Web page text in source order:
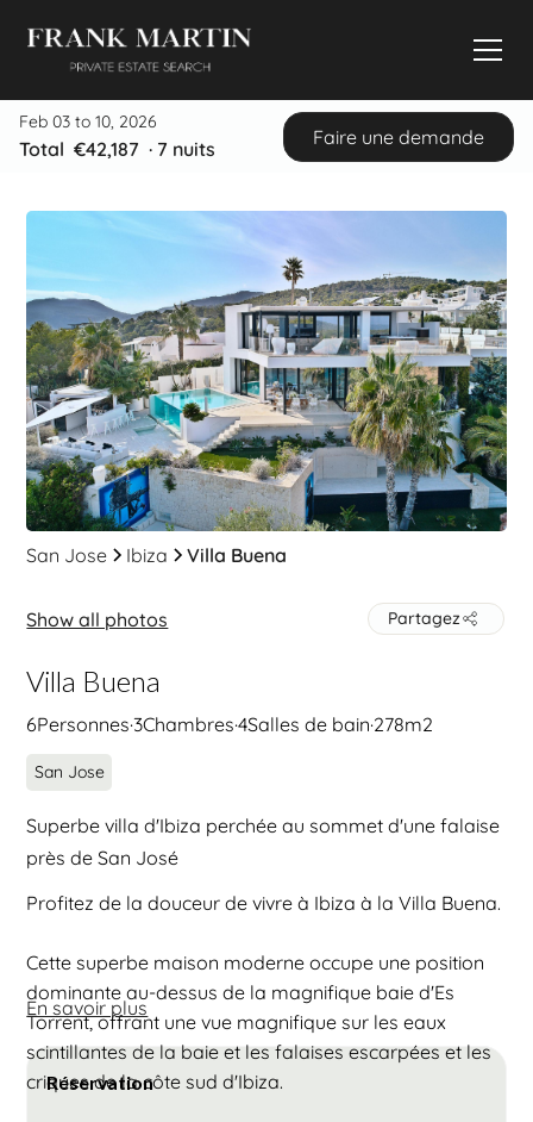
Feb 03 to 10, 2026
Total €42,187 · 7 nuits
Faire une demande
San Jose Ibiza Villa Buena
Show all photos
Villa Buena
6Personnes·3Chambres·4Salles de bain·278m2
San Jose
Partagez
Superbe villa d'Ibiza perchée au sommet d'une falaise
près de San José
Profitez de la douceur de vivre à Ibiza à la Villa Buena.
Cette superbe maison moderne occupe une position
dominante au-dessus de la magnifique baie d'Es
Torrent, offrant une vue magnifique sur les eaux
scintillantes de la baie et les falaises escarpées et les
criques de la côte sud d'Ibiza.
En savoir plus
Réservation